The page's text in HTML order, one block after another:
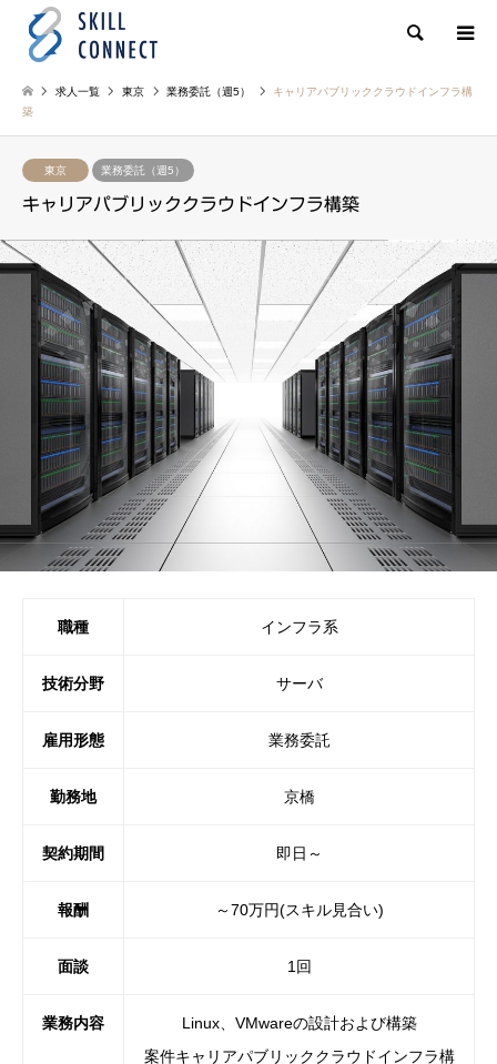
検索
求人一覧 東京 業務委託（週5）
キャリアパブリッククラウドインフラ構
築
東京 業務委託（週5）
キャリアパブリッククラウドインフラ構築
職種 インフラ系
技術分野 サーバ
雇用形態 業務委託
勤務地 京橋
契約期間 即日～
報酬 ～70万円(スキル見合い)
面談 1回
業務内容
Linux、VMwareの設計および構築
案件キャリアパブリッククラウドインフラ構